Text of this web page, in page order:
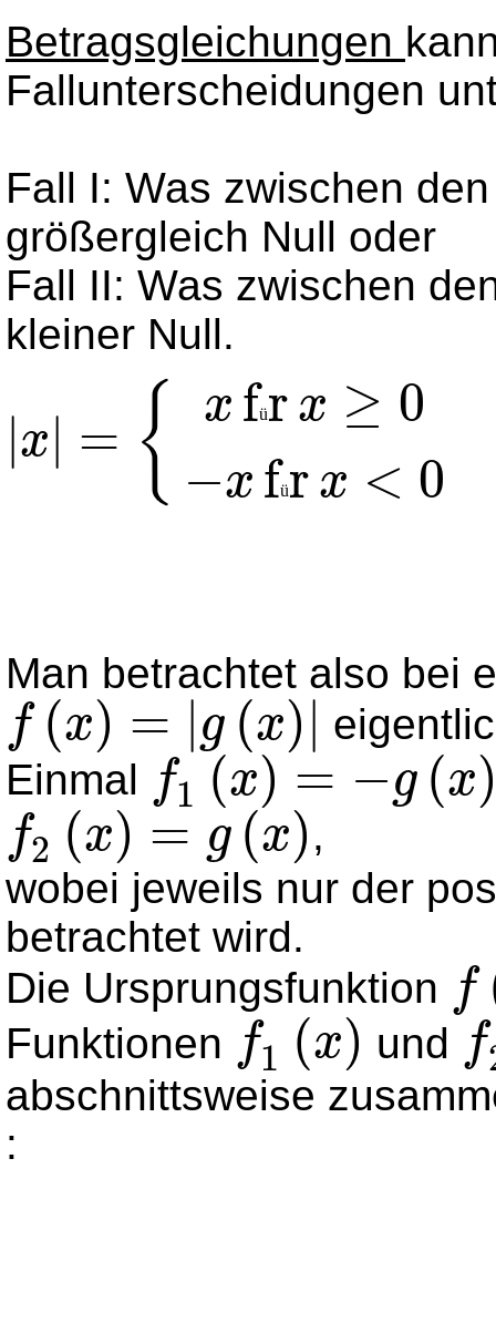
Betragsgleichungen
Fallunterscheidungen
Fall I: Was zwischen
größergleich Null oder
Fall II: Was zwischen
kleiner Null.
x = { x für x ≥ 0
−x für x < 0
Man betrachtet also bei
f (x) = g (x)
x g x)|
Einmal f1 (x) = −g (x
1( x) (x
f2 (x) = g (x)
2( x)= x ,
wobei jeweils nur der
betrachtet wird.
Die Ursprungsfunktion f
x
Funktionen f1 (x)
1( x) und f
2( x)
abschnittsweise
: